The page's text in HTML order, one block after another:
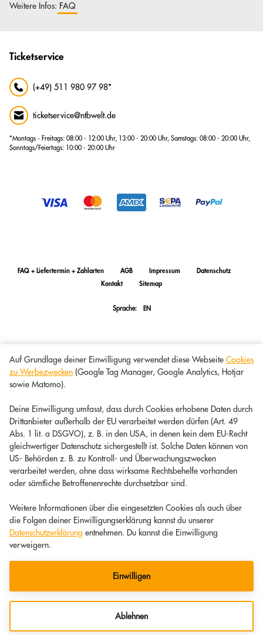
Weitere Infos: FAQ
Ticketservice
(+49) 511 980 97 98*
ticketservice@ntbwelt.de
*Montags - Freitags: 08:00 - 12:00 Uhr, 13:00 - 20:00 Uhr, Samstags: 08:00 - 20:00 Uhr,
Sonntags/Feiertags: 10:00 - 20:00 Uhr
FAQ + Liefertermin + Zahlarten AGB Impressum
Datenschutz
Kontakt
Sitemap
Sprache: EN
Auf Grundlage deiner Einwilligung verwendet diese Webseite Cookies
zu Werbezwecken (Google Tag Manager, Google Analytics, Hotjar
sowie Matomo).
Deine Einwilligung umfasst, dass durch Cookies erhobene Daten durch
Drittanbieter außerhalb der EU verarbeitet werden dürfen (Art. 49
Abs. 1 lit. a DSGVO), z. B. in den USA, in denen kein dem EU-Recht
gleichwertiger Datenschutz sichergestellt ist. Solche Daten können von
US- Behörden z. B. zu Kontroll- und Überwachungszwecken
verarbeitet werden, ohne dass wirksame Rechtsbehelfe vorhanden
oder sämtliche Betroffenenrechte durchsetzbar sind.
Weitere Informationen über die eingesetzten Cookies als auch über
die Folgen deiner Einwilligungserklärung kannst du unserer
Datenschutzerklärung entnehmen. Du kannst die Einwilligung
verweigern.
Einwilligen
Ablehnen